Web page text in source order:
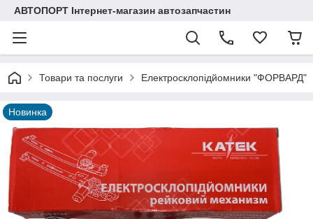
АВТОПОРТ Інтернет-магазин автозапчастин
Товари та послуги Електросклопідйомники "ФОРВАРД"
Новинка